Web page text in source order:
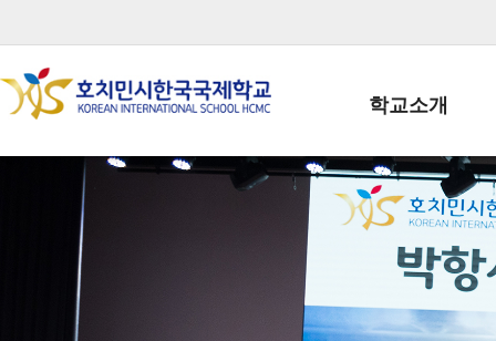
학교소개
학교장인사말
학생회장인사말
학교상징
학교 CI